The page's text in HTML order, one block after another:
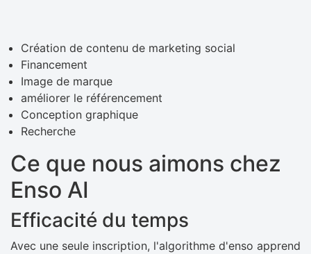
Création de contenu de marketing social
Financement
Image de marque
améliorer le référencement
Conception graphique
Recherche
Ce que nous aimons chez
Enso AI
Efficacité du temps
Avec une seule inscription, l'algorithme d'enso apprend